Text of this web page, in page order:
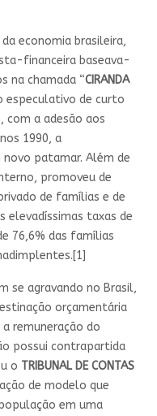
economia brasileira,
financeira baseava-
na chamada “CIRANDA
especulativo de curto
com a adesão aos
1990, a
patamar. Além de
promoveu de
de famílias e de
elevadíssimas taxas de
76,6% das famílias
se agravando no Brasil,
orçamentária
remuneração do
possui contrapartida
o TRIBUNAL DE CONTAS
de modelo que
em uma